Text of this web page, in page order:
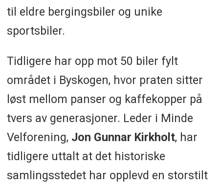
til eldre bergingsbiler og unike
sportsbiler.
Tidligere har opp mot 50 biler fylt
området i Byskogen, hvor praten sitter
løst mellom panser og kaffekopper på
tvers av generasjoner. Leder i Minde
Velforening, Jon Gunnar Kirkholt, har
tidligere uttalt at det historiske
samlingsstedet har opplevd en storstilt